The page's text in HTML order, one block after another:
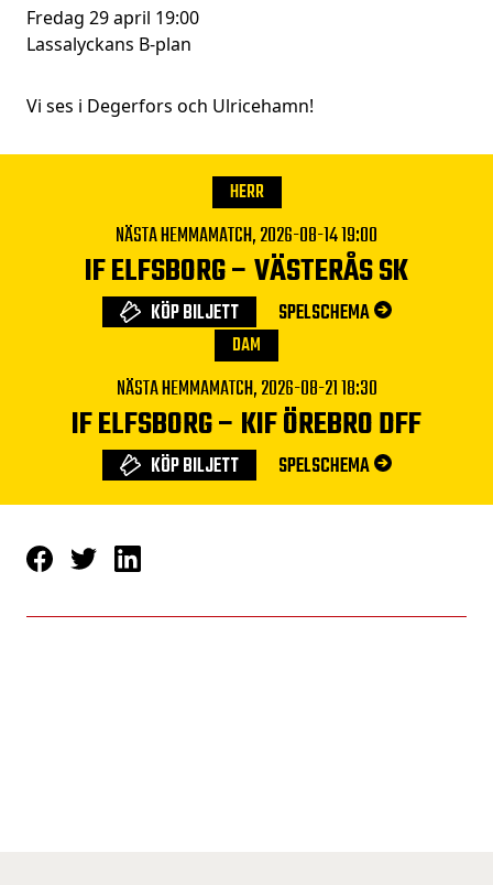
Fredag 29 april 19:00
Lassalyckans B-plan
Vi ses i Degerfors och Ulricehamn!
HERR
NÄSTA HEMMAMATCH,2026-08-14 19:00
IF ELFSBORG–VÄSTERÅS SK
KÖP BILJETT SPELSCHEMA
DAM
NÄSTA HEMMAMATCH,2026-08-21 18:30
IF ELFSBORG– KIF ÖREBRO DFF
KÖP BILJETT SPELSCHEMA